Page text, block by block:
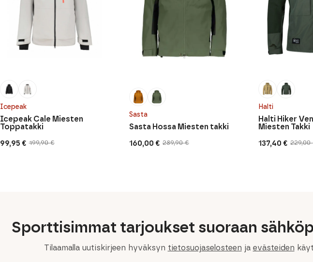
Icepeak
199,90€
Alkuperäinen
99,95 €
Nykyinen
Icepeak Cale Miesten
Toppatakki
Sasta
289,90€
Alkuperäinen
160,00 €
Nykyinen
Sasta Hossa Miesten takki
Halti
229,00
Alkuperäinen
137,40 €
Nykyinen
Halti Hiker
Miesten Takki
Sporttisimmat tarjoukset suoraan
Tilaamalla uutiskirjeen hyväksyn tietosuojaselosteen ja evästeiden